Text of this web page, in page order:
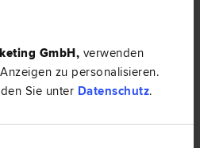
GmbH, verwenden
zu personalisieren.
Sie unter Datenschutz.